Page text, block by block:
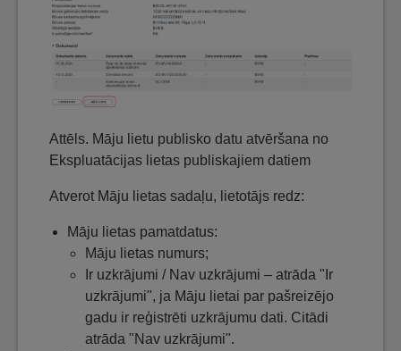
Attēls. Māju lietu publisko datu atvēršana no
Ekspluatācijas lietas publiskajiem datiem
Atverot Māju lietas sadaļu, lietotājs redz:
Māju lietas pamatdatus:
Māju lietas numurs;
Ir uzkrājumi / Nav uzkrājumi – atrāda "Ir
uzkrājumi", ja Māju lietai par pašreizējo
gadu ir reģistrēti uzkrājumu dati. Citādi
atrāda "Nav uzkrājumi".